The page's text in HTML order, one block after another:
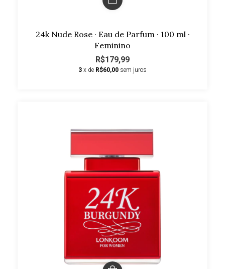
24k Nude Rose · Eau de Parfum · 100 ml ·
Feminino
R$179,99
3 x de R$60,00 sem juros